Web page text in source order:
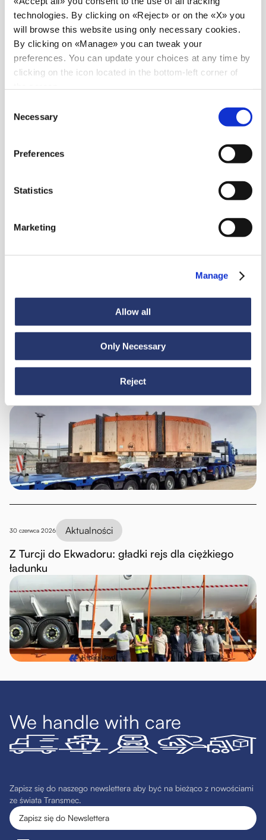
technologies. By clicking on «Reject» or on the «X» you
will browse this website using only necessary cookies.
By clicking on «Manage» you can tweak your
preferences. You can update your choices at any time by
clicking on the icon located in the bottom-left corner of
Selection
Necessary
Preferences
Statistics
Marketing
Manage
Allow all
Only Necessary
Reject
Aktualnosci
Zobacz wszystkie wiadomości
98 ton stali z Włoch do Indii
30 czerwca 2026 Aktualności
Z Turcji do Ekwadoru: gładki rejs dla ciężkiego
ładunku
We handle with care
Zapisz się do naszego newslettera aby być na bieżąco z nowościami
ze świata Transmec.